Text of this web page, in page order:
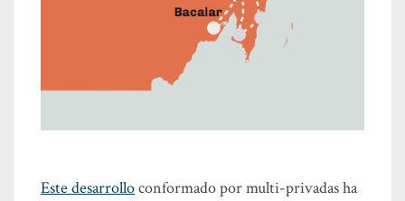
Este desarrolloconformado por multi-privadas ha